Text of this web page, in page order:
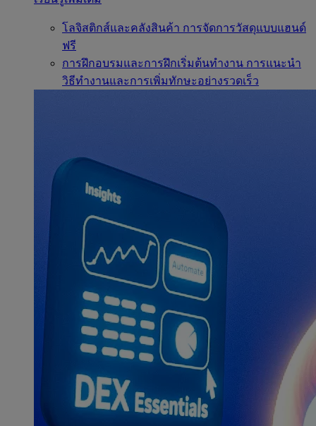
โลจิสติกส์และคลังสินค้า การจัดการวัสดุแบบแฮนด์
ฟรี
การฝึกอบรมและการฝึกเริ่มต้นทำงาน การแนะนำ
วิธีทำงานและการเพิ่มทักษะอย่างรวดเร็ว